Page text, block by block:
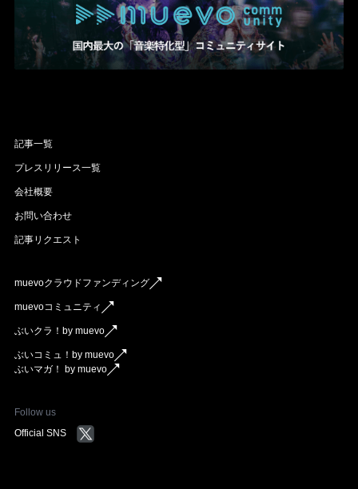
記事一覧
プレスリリース一覧
会社概要
お問い合わせ
記事リクエスト
muevoクラウドファンディング
muevoコミュニティ
ぶいクラ！by muevo
ぶいコミュ！by muevo
ぶいマガ！ by muevo
Follow us
Official SNS